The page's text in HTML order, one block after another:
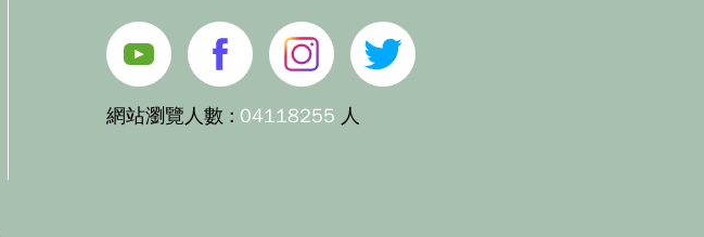
網站瀏覽人數 : 04118255 人